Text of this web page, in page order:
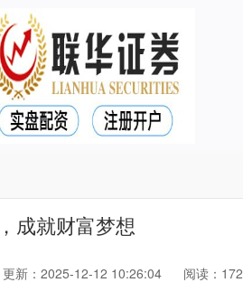
成就财富梦想
更新：2025-12-12 10:26:04 阅读：172